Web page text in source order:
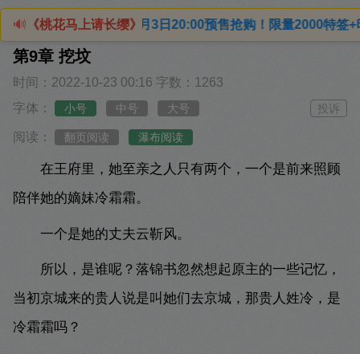
🔊 《桃花马上请长缨》
实体书5月3日20:00预售抢购！限量2000特签+印特
第9章 挖坟
时间：2022-10-23 00:16 字数：1263
字体：
小号 中号 大号 投诉
阅读： 翻页阅读 瀑布阅读
在王府里，她至亲之人只有两个，一个是前来照顾
陪伴她的嫡妹冷霜霜。
一个是她的丈夫云靳风。
所以，是谁呢？落锦书忽然想起原主的一些记忆，
当初京城来的贵人说是叫她们去京城，那贵人姓冷，是
冷霜霜吗？